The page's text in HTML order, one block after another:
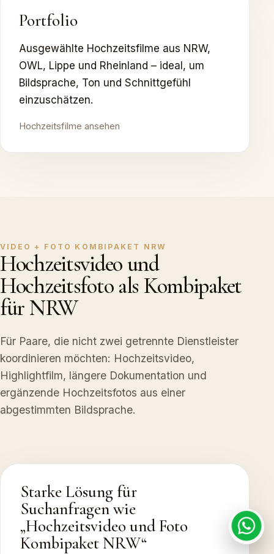
Portfolio
Ausgewählte Hochzeitsfilme aus NRW,
OWL, Lippe und Rheinland – ideal, um
Bildsprache, Ton und Schnittgefühl
einzuschätzen.
Hochzeitsfilme ansehen
VIDEO + FOTO KOMBIPAKET NRW
Hochzeitsvideo und
Hochzeitsfoto als Kombipaket
für NRW
Für Paare, die nicht zwei getrennte Dienstleister
koordinieren möchten: Hochzeitsvideo,
Highlightfilm, längere Dokumentation und
ergänzende Hochzeitsfotos aus einer
abgestimmten Bildsprache.
Starke Lösung für
Suchanfragen wie
„Hochzeitsvideo und Foto
Kombipaket NRW“